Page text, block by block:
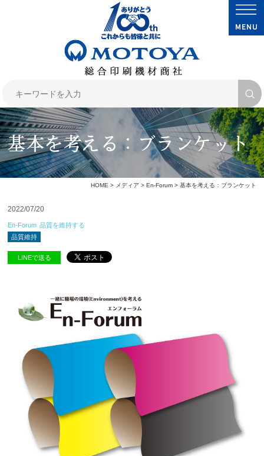
基本を考える：ブランケット
HOME> メディア > En-Forum> 基本を考える：ブランケット
2022/07/20
En-Forum 品質を維持する
品質維持
LINEで送る